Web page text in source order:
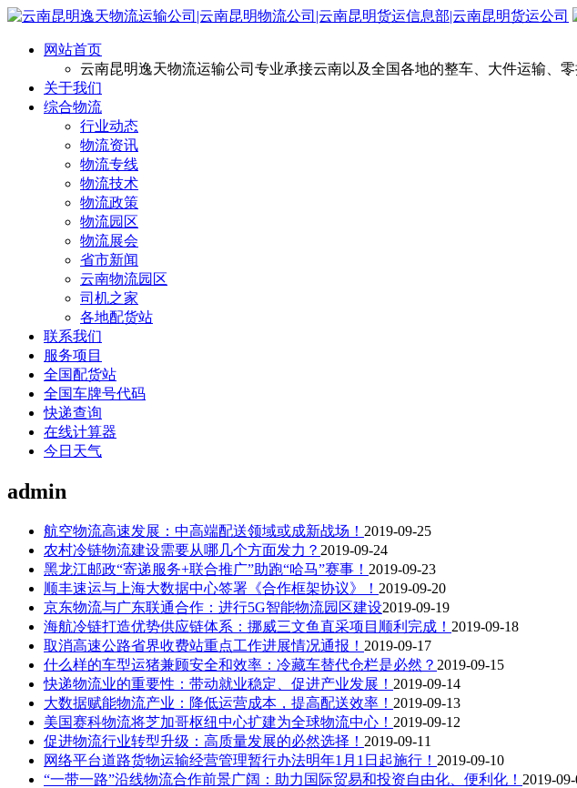
网站首页
云南昆明逸天物流运输公司专业承接云南以及全国各地的整车、大件运输、
关于我们
综合物流
行业动态
物流资讯
物流专线
物流技术
物流政策
物流园区
物流展会
省市新闻
云南物流园区
司机之家
各地配货站
联系我们
服务项目
全国配货站
全国车牌号代码
快递查询
在线计算器
今日天气
admin
航空物流高速发展：中高端配送领域或成新战场！ 2019-09-25
农村冷链物流建设需要从哪几个方面发力？ 2019-09-24
黑龙江邮政“寄递服务+联合推广”助跑“哈马”赛事！ 2019-09-23
顺丰速运与上海大数据中心签署《合作框架协议》！ 2019-09-20
京东物流与广东联通合作：进行5G智能物流园区建设2019-09-19
海航冷链打造优势供应链体系：挪威三文鱼直采项目顺利完成！ 2019-09-18
取消高速公路省界收费站重点工作进展情况通报！ 2019-09-17
什么样的车型运猪兼顾安全和效率：冷藏车替代仓栏是必然？ 2019-09-15
快递物流业的重要性：带动就业稳定、促进产业发展！ 2019-09-14
大数据赋能物流产业：降低运营成本，提高配送效率！ 2019-09-13
美国赛科物流将芝加哥枢纽中心扩建为全球物流中心！ 2019-09-12
促进物流行业转型升级：高质量发展的必然选择！ 2019-09-11
网络平台道路货物运输经营管理暂行办法明年1月1日起施行！ 2019-09-10
“一带一路”沿线物流合作前景广阔：助力国际贸易和投资自由化、便利化！ 2019-